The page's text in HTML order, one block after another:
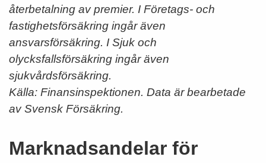
återbetalning av premier. I Företags- och
fastighetsförsäkring ingår även
ansvarsförsäkring. I Sjuk och
olycksfallsförsäkring ingår även
sjukvårdsförsäkring.
Källa: Finansinspektionen. Data är bearbetade
av Svensk Försäkring.
Marknadsandelar för